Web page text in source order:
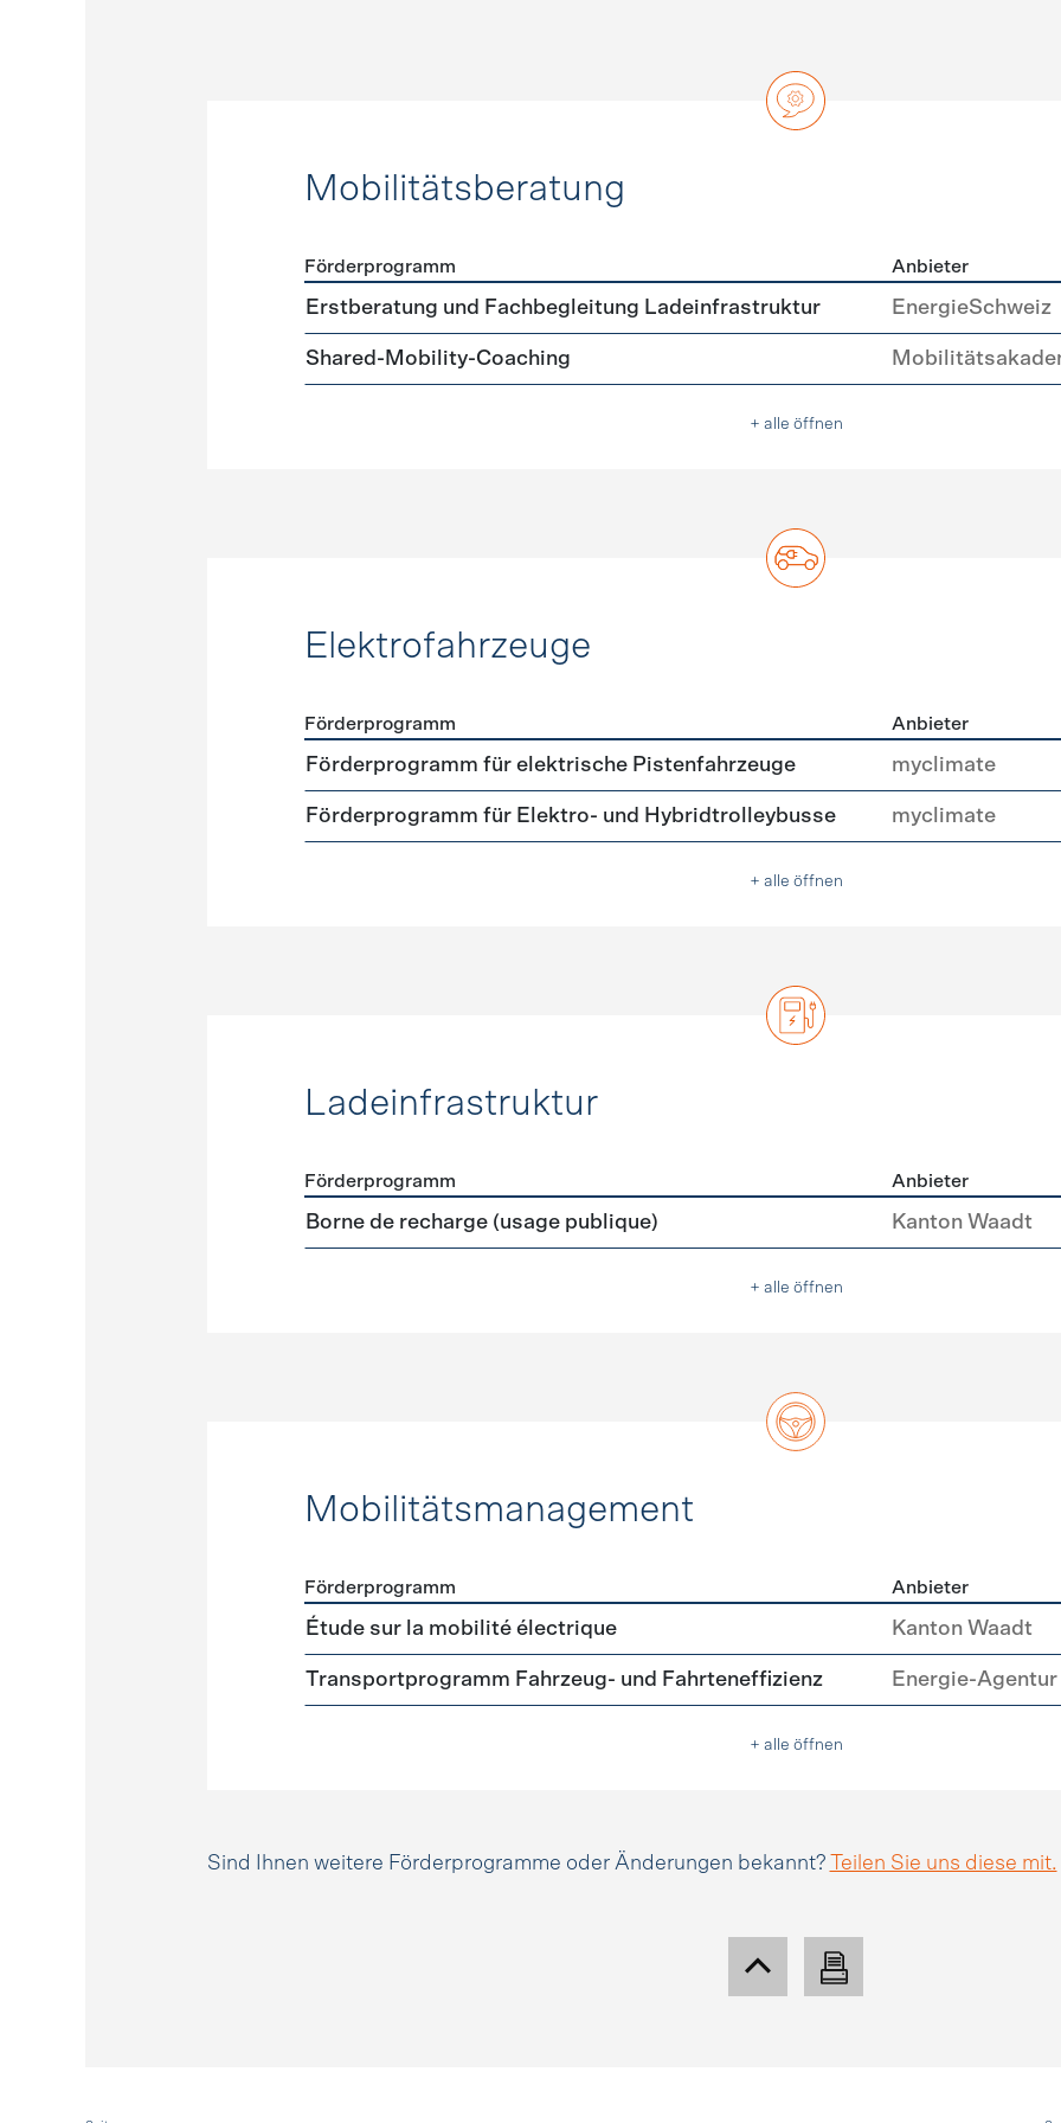
Mobilitätsberatung
Förderprogramme Mobilitätsberatung
Förderprogramm Anbieter
Erstberatung und Fachbegleitung Ladeinfrastruktur EnergieSchweiz
Shared-Mobility-Coaching
+ alle öffnen
Elektrofahrzeuge
Förderprogramme Elektrofahrzeuge
Förderprogramm Anbieter
Förderprogramm für elektrische Pistenfahrzeuge myclimate
Förderprogramm für Elektro- und Hybridtrolleybusse myclimate
+ alle öffnen
Ladeinfrastruktur
Förderprogramme Ladeinfrastruktur
Förderprogramm Anbieter
Borne de recharge (usage publique) Kanton Waadt
+ alle öffnen
Mobilitätsmanagement
Förderprogramme Mobilitätsmanagement
Förderprogramm Anbieter
Étude sur la mobilité électrique Kanton Waadt
Transportprogramm Fahrzeug- und Fahrteneffizienz Energie-
+ alle öffnen
Sind Ihnen weitere Förderprogramme oder Änderungen bekannt? Teilen Sie uns diese mit.